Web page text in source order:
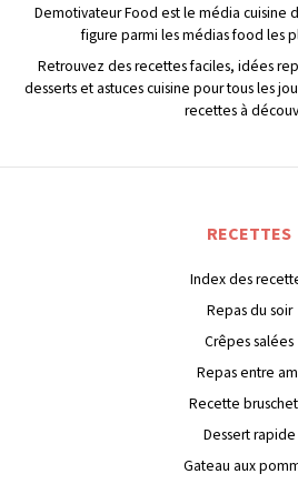
Demotivateur Food est le média cuisine
figure parmi les médias food les
Retrouvez des recettes faciles, idées
desserts et astuces cuisine pour tous les
recettes à
RECETTES
Index des
Repas du soir
Crêpes salées
Repas entre
Recette
Dessert rapide
Gateau aux